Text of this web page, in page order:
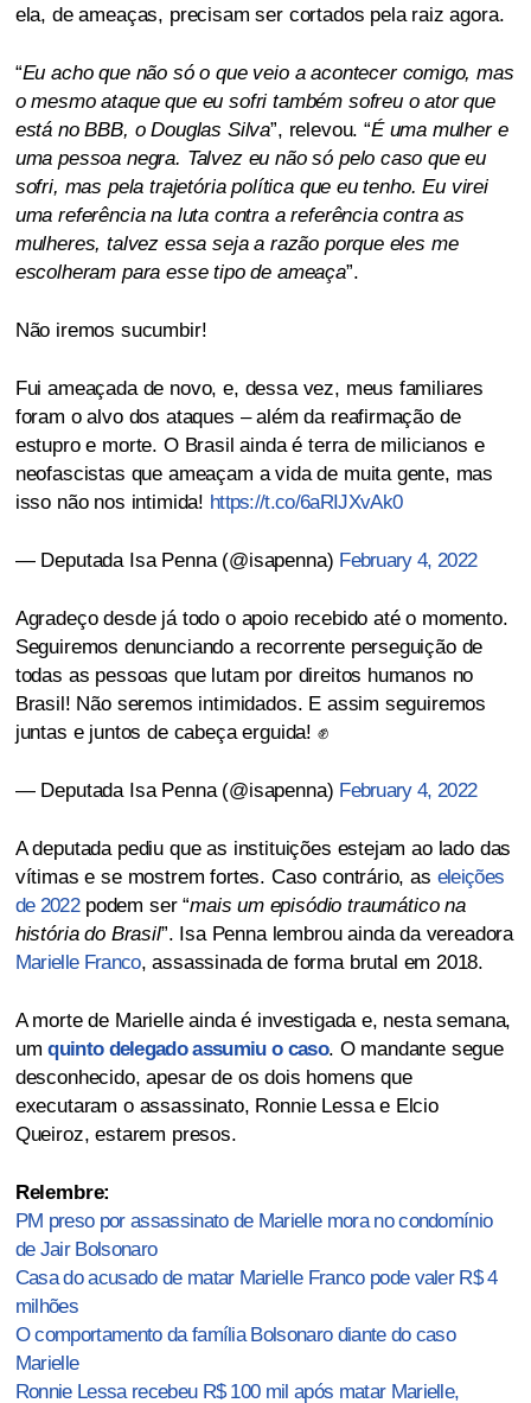
ela, de ameaças, precisam ser cortados pela raiz agora.
“Eu acho que não só o que veio a acontecer comigo, mas
o mesmo ataque que eu sofri também sofreu o ator que
está no BBB, o Douglas Silva”, relevou. “É uma mulher e
uma pessoa negra. Talvez eu não só pelo caso que eu
sofri, mas pela trajetória política que eu tenho. Eu virei
uma referência na luta contra a referência contra as
mulheres, talvez essa seja a razão porque eles me
escolheram para esse tipo de ameaça”.
Não iremos sucumbir!
Fui ameaçada de novo, e, dessa vez, meus familiares
foram o alvo dos ataques – além da reafirmação de
estupro e morte. O Brasil ainda é terra de milicianos e
neofascistas que ameaçam a vida de muita gente, mas
isso não nos intimida! https://t.co/6aRIJXvAk0
— Deputada Isa Penna (@isapenna) February 4, 2022
Agradeço desde já todo o apoio recebido até o momento.
Seguiremos denunciando a recorrente perseguição de
todas as pessoas que lutam por direitos humanos no
Brasil! Não seremos intimidados. E assim seguiremos
juntas e juntos de cabeça erguida! ✊
— Deputada Isa Penna (@isapenna) February 4, 2022
A deputada pediu que as instituições estejam ao lado das
vítimas e se mostrem fortes. Caso contrário, as eleições
de 2022podem ser “mais um episódio traumático na
história do Brasil”. Isa Penna lembrou ainda da vereadora
Marielle Franco, assassinada de forma brutal em 2018.
A morte de Marielle ainda é investigada e, nesta semana,
umquinto delegado assumiu o caso. O mandante segue
desconhecido, apesar de os dois homens que
executaram o assassinato, Ronnie Lessa e Elcio
Queiroz, estarem presos.
Relembre:
PM preso por assassinato de Marielle mora no condomínio
de Jair Bolsonaro
Casa do acusado de matar Marielle Franco pode valer R$ 4
milhões
O comportamento da família Bolsonaro diante do caso
Marielle
Ronnie Lessa recebeu R$ 100 mil após matar Marielle,